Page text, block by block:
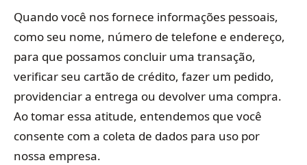
Quando você nos fornece informações pessoais,
como seu nome, número de telefone e endereço,
para que possamos concluir uma transação,
verificar seu cartão de crédito, fazer um pedido,
providenciar a entrega ou devolver uma compra.
Ao tomar essa atitude, entendemos que você
consente com a coleta de dados para uso por
nossa empresa.